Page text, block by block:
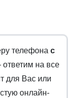
телефона с
на все
для Вас или
онлайн-